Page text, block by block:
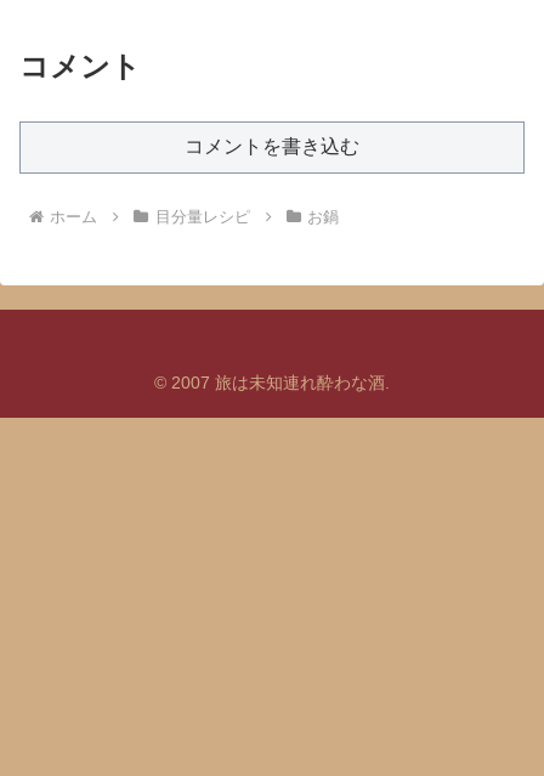
コメント
コメントを書き込む
ホーム 目分量レシピ お鍋
© 2007 旅は未知連れ酔わな酒.